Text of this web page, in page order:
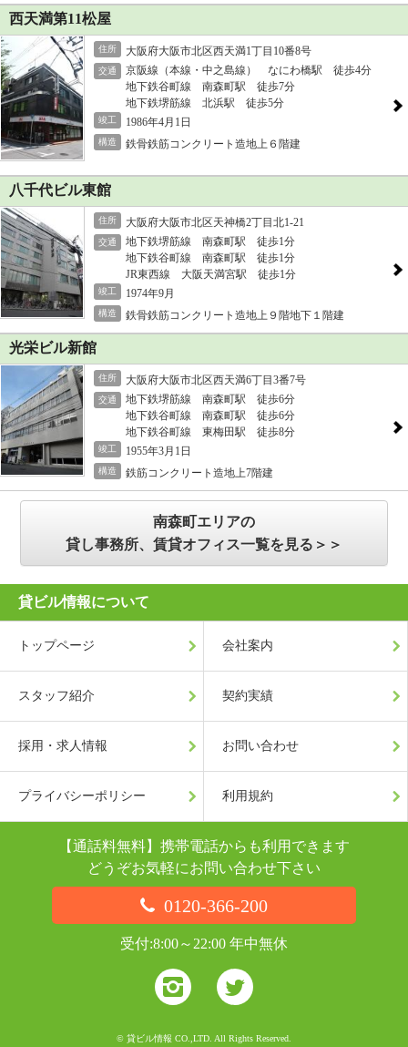
西天満第11松屋
住所 大阪府大阪市北区西天満1丁目10番8号
交通
京阪線（本線・中之島線） なにわ橋駅 徒歩4分
地下鉄谷町線 南森町駅 徒歩7分
地下鉄堺筋線 北浜駅 徒歩5分
竣工 1986年4月1日
構造 鉄骨鉄筋コンクリート造地上６階建
八千代ビル東館
住所 大阪府大阪市北区天神橋2丁目北1-21
交通
地下鉄堺筋線 南森町駅 徒歩1分
地下鉄谷町線 南森町駅 徒歩1分
JR東西線 大阪天満宮駅 徒歩1分
竣工 1974年9月
構造 鉄骨鉄筋コンクリート造地上９階地下１階建
光栄ビル新館
住所 大阪府大阪市北区西天満6丁目3番7号
交通
地下鉄堺筋線 南森町駅 徒歩6分
地下鉄谷町線 南森町駅 徒歩6分
地下鉄谷町線 東梅田駅 徒歩8分
竣工 1955年3月1日
構造 鉄筋コンクリート造地上7階建
南森町エリアの
貸し事務所、賃貸オフィス一覧を見る＞＞
貸ビル情報について
トップページ 会社案内
スタッフ紹介 契約実績
採用・求人情報 お問い合わせ
プライバシーポリシー 利用規約
【通話料無料】携帯電話からも利用できます
どうぞお気軽にお問い合わせ下さい
0120-366-200
受付:8:00～22:00 年中無休
© 貸ビル情報 CO.,LTD. All Rights Reserved.